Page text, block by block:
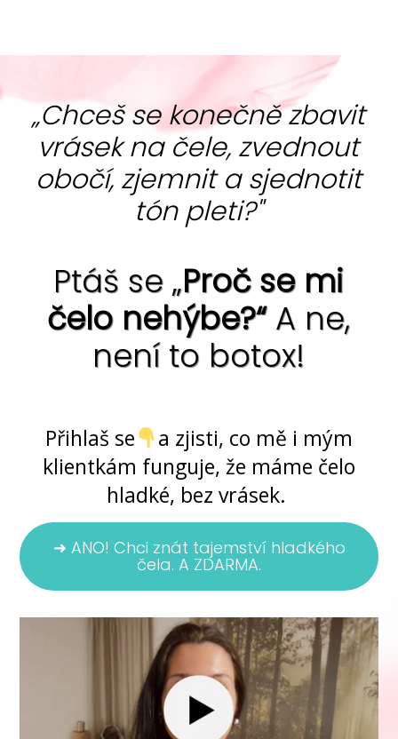
„Chceš se konečně zbavit
vrásek na čele, zvednout
obočí, zjemnit a sjednotit
tón pleti?"
Ptáš se „Proč se mi
čelo nehýbe?“A ne,
není to botox!
Přihlaš se
a zjisti, co mě i mým
klientkám funguje, že máme čelo
hladké, bez vrásek.
➜ ANO! Chci znát tajemství hladkého
čela. A ZDARMA.